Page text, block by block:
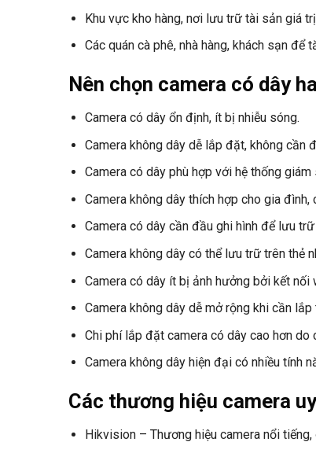
Khu vực kho hàng, nơi lưu trữ tài sản giá
Các quán cà phê, nhà hàng, khách sạn để
Nên chọn camera có dây
Camera có dây ổn định, ít bị nhiễu sóng.
Camera không dây dễ lắp đặt, không cần
Camera có dây phù hợp với hệ thống giám
Camera không dây thích hợp cho gia đình,
Camera có dây cần đầu ghi hình để lưu
Camera không dây có thể lưu trữ trên thẻ
Camera có dây ít bị ảnh hưởng bởi kết nối
Camera không dây dễ mở rộng khi cần
Chi phí lắp đặt camera có dây cao hơn do
Camera không dây hiện đại có nhiều tính
Các thương hiệu camera
Hikvision – Thương hiệu camera nổi